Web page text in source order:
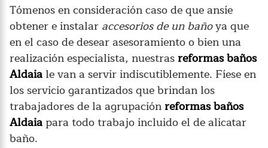
Tómenos en consideración caso de que ansíe
obtener e instalar accesorios de un bañoya que
en el caso de desear asesoramiento o bien una
realización especialista, nuestrasreformas baños
Aldaia le van a servir indiscutiblemente. Fíese en
los servicio garantizados que brindan los
trabajadores de la agrupaciónreformas baños
Aldaia para todo trabajo incluido el de alicatar
baño.